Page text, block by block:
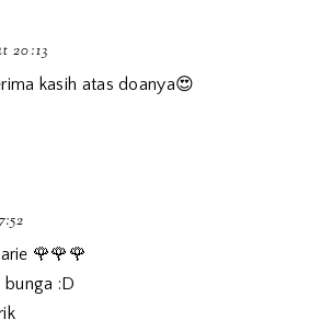
20:13
kasih atas doanya😍
🌹🌹🌹
bunga :D